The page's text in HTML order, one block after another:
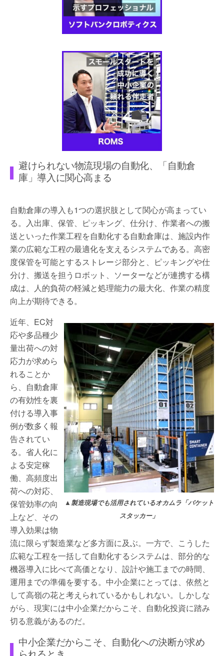
避けられない物流現場の自動化、「自動倉
庫」導入に関心高まる
自動倉庫の導入も1つの選択肢として関心が高まってい
る。入出庫、保管、ピッキング、仕分け、作業者への搬
送といった作業工程を自動化する自動倉庫は、施設内作
業の広範な工程の最適化を支えるシステムである。高密
度保管を可能とするストレージ部分と、ピッキングや仕
分け、搬送を担うロボット、ソーターなどが連携する構
成は、人的負荷の軽減と処理能力の最大化、作業の精度
向上が期待できる。
▲製造現場でも活用されているオカムラ「バケット
スタッカー」
近年、EC対
応や多品種少
量出荷への対
応力が求めら
れることか
ら、自動倉庫
の有効性を裏
付ける導入事
例が数多く報
告されてい
る。省人化に
よる安定稼
働、高頻度出
荷への対応、
保管効率の向
上など、その
導入効果は物
流に限らず製造業など多方面に及ぶ。一方で、こうした
広範な工程を一括して自動化するシステムは、部分的な
機器導入に比べて高価となり、設計や施工までの時間、
運用までの準備を要する。中小企業にとっては、依然と
して高嶺の花と考えられているかもしれない。しかしな
がら、現実には中小企業だからこそ、自動化投資に踏み
切る意義があるのだ。
中小企業だからこそ、自動化への決断が求め